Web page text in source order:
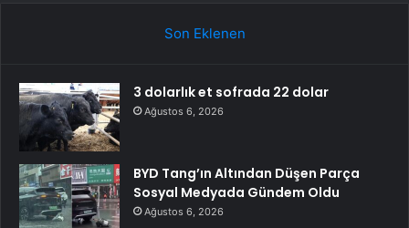
Son Eklenen
3 dolarlık et sofrada 22 dolar
Ağustos 6, 2026
BYD Tang’ın Altından Düşen Parça
Sosyal Medyada Gündem Oldu
Ağustos 6, 2026